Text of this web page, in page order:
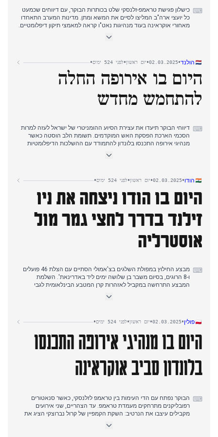
⌨ כישלון פגישת טראמפ-זלנסקי שלט בכותרות הבוקר, עם דיווחים שכמעט
כל יועצי ארה"ב המליצו לסיים את המשא ומתן. מדינות המערב התאחדו
מאחורי אוקראינה בעוד מנהיגות נאט"ו קראה למאמצי תיקון דיפלומטיים.
התקשורת עסקה באסטרטגיות תקשורת לפינוי ילדים. מעבר המשחתת
היפנית במצר טאיוון בפברואר הפך למשמעותי על רקע מודרניזציה
צבאית אזורית, כשצבאות אסיה מאמצים לוחמת כטב"מים.
חברות המדיה החברתית. תחזיות מזג האוויר בטוקיו חזו ירידת
הולנד•
02.03.2025
•יום ראשון•לפני 524 ימים •
היום בו אירופה החלה
להתחמש מחדש
⌨ דיווחי הבוקר תיעדו את עצירת הסיוע ההומניטרי של ישראל לעזה למרות
הסכמי הארכת הפסקת האש המוקדמים. תשומת הלב הוסטה כאשר
מנהיגי אירופה התכנסו בלונדון להתמודד עם ההשלכות הדיפלומטיות
לחימוש מחדש של אירופה. הפגישה הניבה צעדים מוחשיים: הקמת
משמעותית בהוצאות הביטחון, והצטרפות הולנד להנהגה
הבריטית-צרפתית במשא ומתן לשלום.
הסיקור הערב חשף ניסיונות אירופיים לשמור על ערוצים דיפלומטיים עם
טראמפ תוך בניית יכולות ביטחוניות עצמאיות. התקשורת ציינה את
המצביעה על יישור קו פוליטי מחדש במדיניות כלפי אוקראינה.
הודו•
02.03.2025
•יום ראשון•לפני 524 ימים •
היום בו הודו ניצחה את ניו
זילנד בדרך לחצי גמר מול
אוסטרליה
⌨
מבצע החילוץ במפולת השלגים בצ'אמולי הסתיים עם הצלת 46 פועלים
ו-8 הרוגים, בסיום משבר בן שלושה ימים ליד באדרינאת'. השלמת
המבצע התרחשה במקביל לאזהרות קרן המטבע הבינלאומית לגבי
צ'אקראוורתי.
צו בית המשפט במומבאי לרישום תלונה נגד ראש SEBI לשעבר מאדהבי
פורי בוץ' יצר מתח מוסדי, כאשר SEBI הודיעה שתערער על ההחלטה.
פולין•
02.03.2025
•יום ראשון•לפני 524 ימים •
היום בו מנהיגי אירופה התכנסו
בלונדון סביב אוקראינה
⌨ הבוקר נפתח עם הדי העימות בין טראמפ לזלנסקי, כאשר סנאטורים
רפובליקנים מתרחקים מעמדת טראמפ. עד הצהריים, שני אירועים
מקבילים עיצבו את הנרטיב: השקת הקמפיין של קרול נברוצקי הציג את
בלונדון לפסגת ביטחון ממוקדת אוקראינה.